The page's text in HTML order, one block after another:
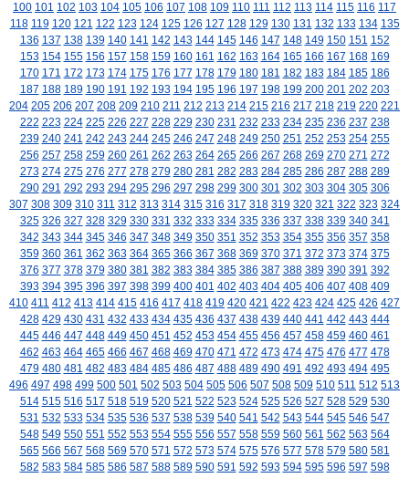
100 101 102 103 104 105 106 107 108 109 110 111 112 113 114 115 116 117
118 119 120 121 122 123 124 125 126 127 128 129 130 131 132 133 134 135
136 137 138 139 140 141 142 143 144 145 146 147 148 149 150 151 152
153 154 155 156 157 158 159 160 161 162 163 164 165 166 167 168 169
170 171 172 173 174 175 176 177 178 179 180 181 182 183 184 185 186
187 188 189 190 191 192 193 194 195 196 197 198 199 200 201 202 203
204 205 206 207 208 209 210 211 212 213 214 215 216 217 218 219 220 221
222 223 224 225 226 227 228 229 230 231 232 233 234 235 236 237 238
239 240 241 242 243 244 245 246 247 248 249 250 251 252 253 254 255
256 257 258 259 260 261 262 263 264 265 266 267 268 269 270 271 272
273 274 275 276 277 278 279 280 281 282 283 284 285 286 287 288 289
290 291 292 293 294 295 296 297 298 299 300 301 302 303 304 305 306
307 308 309 310 311 312 313 314 315 316 317 318 319 320 321 322 323 324
325 326 327 328 329 330 331 332 333 334 335 336 337 338 339 340 341
342 343 344 345 346 347 348 349 350 351 352 353 354 355 356 357 358
359 360 361 362 363 364 365 366 367 368 369 370 371 372 373 374 375
376 377 378 379 380 381 382 383 384 385 386 387 388 389 390 391 392
393 394 395 396 397 398 399 400 401 402 403 404 405 406 407 408 409
410 411 412 413 414 415 416 417 418 419 420 421 422 423 424 425 426 427
428 429 430 431 432 433 434 435 436 437 438 439 440 441 442 443 444
445 446 447 448 449 450 451 452 453 454 455 456 457 458 459 460 461
462 463 464 465 466 467 468 469 470 471 472 473 474 475 476 477 478
479 480 481 482 483 484 485 486 487 488 489 490 491 492 493 494 495
496 497 498 499 500 501 502 503 504 505 506 507 508 509 510 511 512 513
514 515 516 517 518 519 520 521 522 523 524 525 526 527 528 529 530
531 532 533 534 535 536 537 538 539 540 541 542 543 544 545 546 547
548 549 550 551 552 553 554 555 556 557 558 559 560 561 562 563 564
565 566 567 568 569 570 571 572 573 574 575 576 577 578 579 580 581
582 583 584 585 586 587 588 589 590 591 592 593 594 595 596 597 598